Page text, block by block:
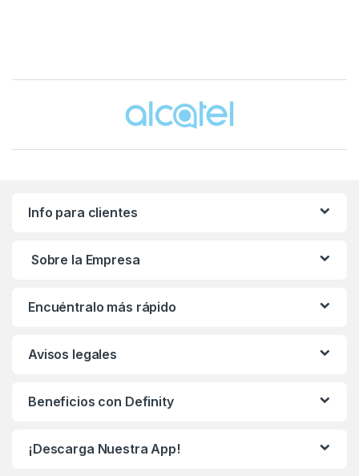
Brands Carousel
Info para clientes
Sobre la Empresa
Encuéntralo más rápido
Avisos legales
Beneficios con Definity
¡Descarga Nuestra App!